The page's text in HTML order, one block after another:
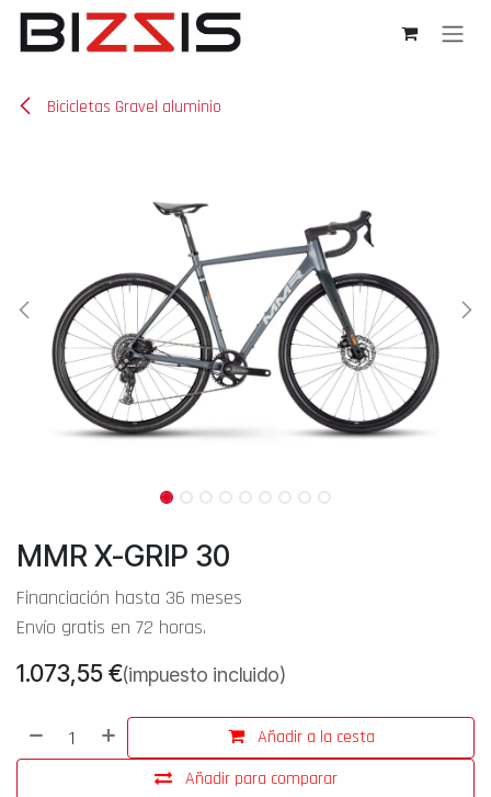
Ir al contenido
Bicicletas Gravel aluminio
MMR X-GRIP 30
Financiación hasta 36 meses
Envío gratis en 72 horas.
1.073,55 €(impuesto incluido)
Añadir a la cesta
Añadir para comparar